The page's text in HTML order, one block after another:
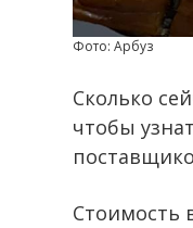
Фото: Арбуз
Сколько
чтобы
Стоимость